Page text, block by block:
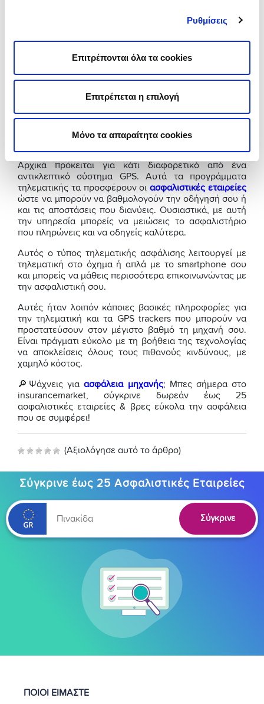
Ρυθμίσεις
Επιτρέπονται όλα τα cookies
Επιτρέπεται η επιλογή
Μόνο τα απαραίτητα cookies
συμβάντος το Κέντρο τηρεί συγκεκριμένη
διαδικασία και προχωράει σε ενημέρωση και
Alert κατάστασης μοτοσυκλέτας– Τέλος μπορείς
να ενημερώνεσαι για την κατάσταση της
Τι είναι η ασφαλιστική
Αρχικά πρόκειται για κάτι διαφορετικό από ένα
αντικλεπτικό σύστημα GPS. Αυτά τα προγράμματα
τηλεματικής τα προσφέρουν οιασφαλιστικές εταιρείες
ώστε να μπορούν να βαθμολογούν την οδήγησή σου ή
και τις αποστάσεις που διανύεις. Ουσιαστικά, με αυτή
την υπηρεσία μπορείς να μειώσεις το ασφαλιστήριο
που πληρώνεις και να οδηγείς καλύτερα.
Αυτός ο τύπος τηλεματικής ασφάλισης λειτουργεί με
τηλεματική στο όχημα ή απλά με το smartphone σου
και μπορείς να μάθεις περισσότερα επικοινωνώντας με
την ασφαλιστική σου.
Αυτές ήταν λοιπόν κάποιες βασικές πληροφορίες για
την τηλεματική και τα GPS trackers που μπορούν να
προστατεύσουν στον μέγιστο βαθμό τη μηχανή σου.
Είναι πράγματι εύκολο με τη βοήθεια της τεχνολογίας
να αποκλείσεις όλους τους πιθανούς κινδύνους, με
χαμηλό κόστος.
🔎Ψάχνεις γιαασφάλεια μηχανής; Μπες σήμερα στο
insurancemarket, σύγκρινε δωρεάν έως 25
ασφαλιστικές εταιρείες & βρες εύκολα την ασφάλεια
που σε συμφέρει!
(Αξιολόγησε αυτό το άρθρο)
Σύγκρινε έως 25 Ασφαλιστικές Εταιρείες
Σύγκρινε
ΠΟΙΟΙ ΕΙΜΑΣΤΕ